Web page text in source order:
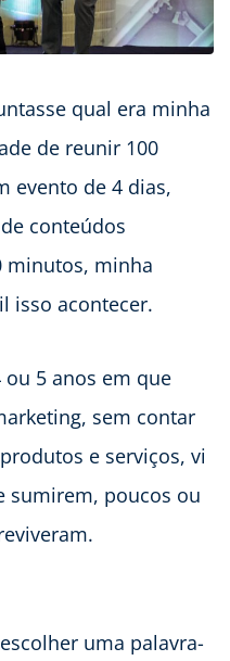
qual era minha
de reunir 100
evento de 4 dias,
conteúdos
minutos, minha
isso acontecer.
5 anos em que
sem contar
e serviços, vi
sumirem, poucos ou
uma palavra-